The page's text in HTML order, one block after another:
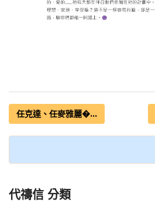
任克達、任麥雅麗�...
代禱信 分類